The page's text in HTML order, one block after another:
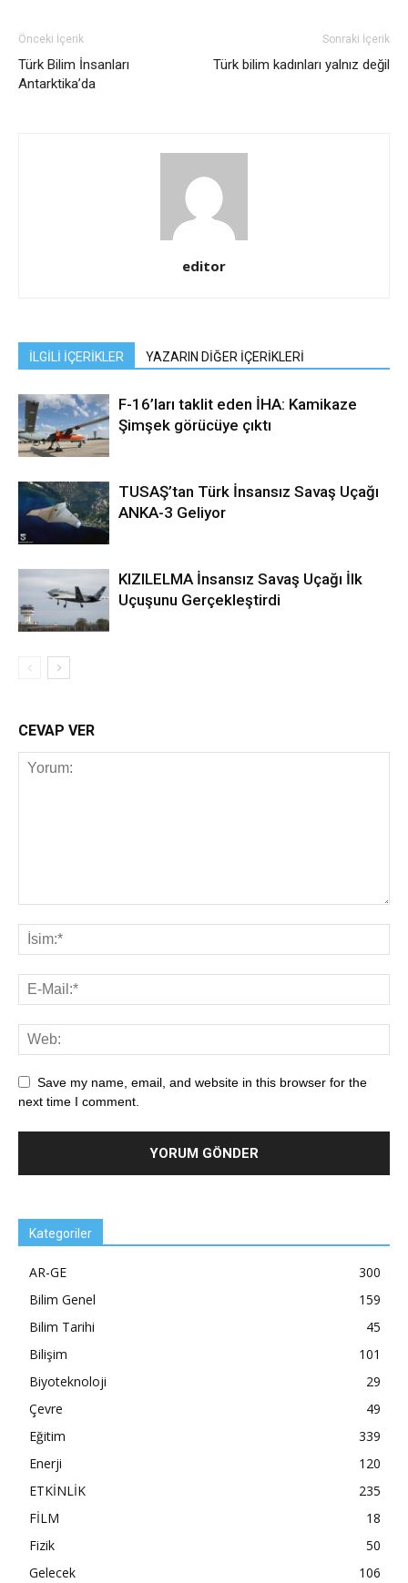
Önceki İçerik
Türk Bilim İnsanları
Antarktika’da
Sonraki İçerik
Türk bilim kadınları yalnız değil
editor
İLGİLİ İÇERİKLER YAZARIN DİĞER İÇERİKLERİ
F-16’ları taklit eden İHA: Kamikaze
Şimşek görücüye çıktı
TUSAŞ’tan Türk İnsansız Savaş Uçağı
ANKA-3 Geliyor
KIZILELMA İnsansız Savaş Uçağı İlk
Uçuşunu Gerçekleştirdi
CEVAP VER
Save my name, email, and website in this browser for the
next time I comment.
Kategoriler
AR-GE
300
Bilim Genel
159
Bilim Tarihi
45
Bilişim
101
Biyoteknoloji
29
Çevre
49
Eğitim
339
Enerji
120
ETKİNLİK
235
FİLM
18
Fizik
50
Gelecek
106